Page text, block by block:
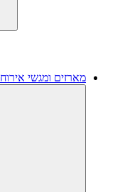
מארזים ומגשי אירוח